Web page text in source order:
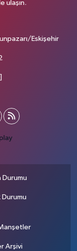
ulaşın.
Eskişehir
Durumu
Durumu
Arşivi